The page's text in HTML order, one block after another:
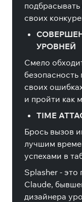
своих
УРОВНЕЙ
Смело
безопасность
своих
и пройти как
TIME
Брось вызов
лучшим
успехами в
Splasher - это
Claude,
дизайнера